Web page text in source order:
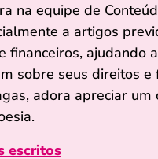
na equipe de
a artigos
financeiros, ajudando
sobre seus direitos e
adora apreciar um
escritos